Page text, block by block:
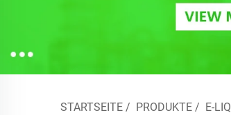
STARTSEITE / PRODUKTE / E-